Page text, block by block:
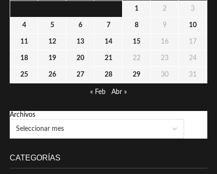
1 2 3
4 5 6 7 8 9 10
11 12 13 14 15 16 17
18 19 20 21 22 23 24
25 26 27 28 29 30 31
« Feb Abr »
Archivos
CATEGORÍAS